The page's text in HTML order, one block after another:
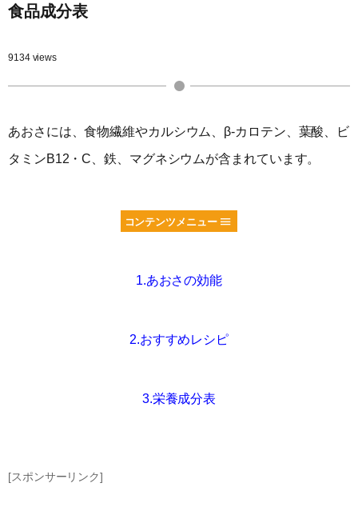
食品成分表
9134 views
あおさには、食物繊維やカルシウム、β-カロテン、葉酸、ビ
タミンB12・C、鉄、マグネシウムが含まれています。
コンテンツメニュー
1.あおさの効能
2.おすすめレシピ
3.栄養成分表
[スポンサーリンク]